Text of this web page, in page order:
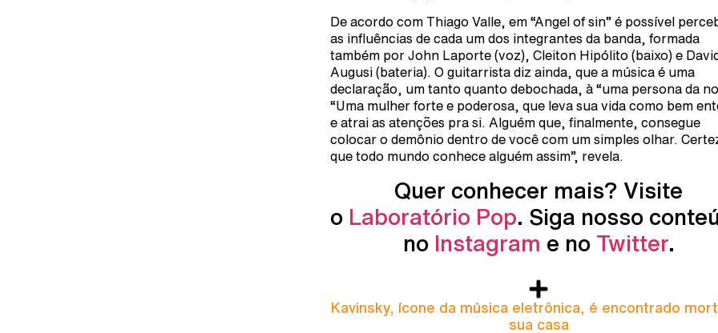
De acordo com Thiago Valle, em “Angel of sin” é possível
as influências de cada um dos integrantes da banda, formada
também por John Laporte (voz), Cleiton Hipólito (baixo) e
Augusi (bateria). O guitarrista diz ainda, que a música é uma
declaração, um tanto quanto debochada, à “uma persona da
“Uma mulher forte e poderosa, que leva sua vida como bem
e atrai as atenções pra si. Alguém que, finalmente, consegue
colocar o demônio dentro de você com um simples olhar.
que todo mundo conhece alguém assim”, revela.
Quer conhecer mais? Visite
o Laboratório Pop. Siga nosso
no Instagram e no Twitter.
Kavinsky, ícone da música eletrônica, é encontrado
sua casa